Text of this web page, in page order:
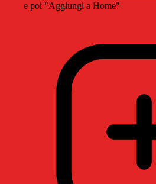
e poi "Aggiungi a Home"